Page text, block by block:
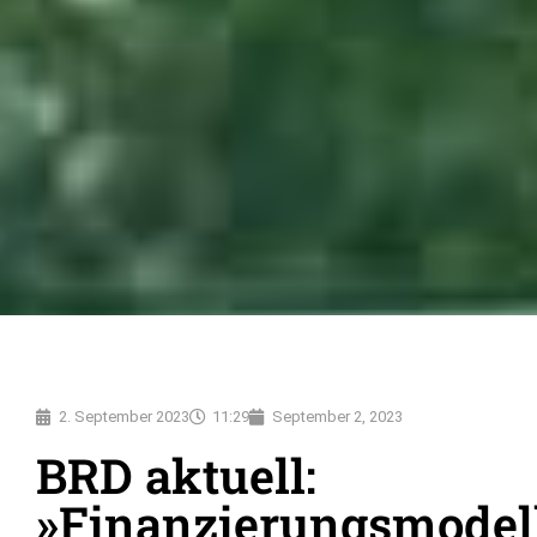
2. September 2023 11:29 September 2, 2023
BRD aktuell: